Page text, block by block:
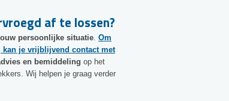
af te lossen?
persoonlijke situatie. Om
kan je vrijblijvend contact met
en bemiddeling op het
Wij helpen je graag verder